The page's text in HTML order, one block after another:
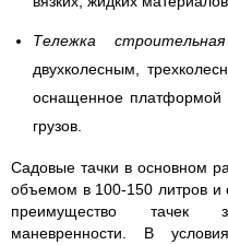
Тележка строительная
двухколесным,
оснащенное платформой
грузов.
Садовые тачки в основном
объемом в 100-150 литров и
преимущество тачек
маневренности. В